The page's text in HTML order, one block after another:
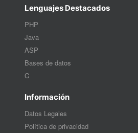
Lenguajes Destacados
PHP
Java
ASP
Bases de datos
C
Información
Datos Legales
Política de privacidad